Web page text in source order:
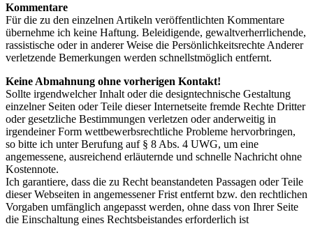
Kommentare
Für die zu den einzelnen Artikeln veröffentlichten Kommentare
übernehme ich keine Haftung. Beleidigende, gewaltverherrlichende,
rassistische oder in anderer Weise die Persönlichkeitsrechte Anderer
verletzende Bemerkungen werden schnellstmöglich entfernt.
Keine Abmahnung ohne vorherigen Kontakt!
Sollte irgendwelcher Inhalt oder die designtechnische Gestaltung
einzelner Seiten oder Teile dieser Internetseite fremde Rechte Dritter
oder gesetzliche Bestimmungen verletzen oder anderweitig in
irgendeiner Form wettbewerbsrechtliche Probleme hervorbringen,
so bitte ich unter Berufung auf § 8 Abs. 4 UWG, um eine
angemessene, ausreichend erläuternde und schnelle Nachricht ohne
Kostennote.
Ich garantiere, dass die zu Recht beanstandeten Passagen oder Teile
dieser Webseiten in angemessener Frist entfernt bzw. den rechtlichen
Vorgaben umfänglich angepasst werden, ohne dass von Ihrer Seite
die Einschaltung eines Rechtsbeistandes erforderlich ist